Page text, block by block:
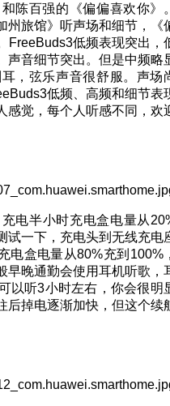
陈百强的《偏偏喜欢你》
州旅馆》听声场和细节，《
FreeBuds3低频表现突出，
声音细节突出。但是中频略
，弦乐声音很舒服。声场
低频、高频和细节表
感觉，每个人听感不同，欢
电半小时充电盒电量从
试一下，充电头到无线充电
电盒电量从80%充到100%
早晚通勤会使用耳机听歌，
以听3小时左右，你会很明
后掉电逐渐加快，但这个续